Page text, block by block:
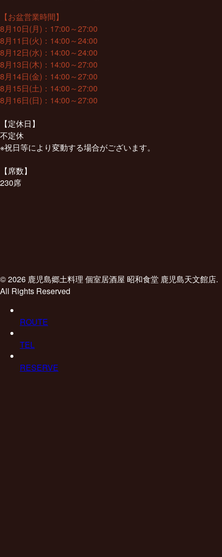
【お盆営業時間】
8月10日(月)：17:00～27:00
8月11日(火)：14:00～24:00
8月12日(水)：14:00～24:00
8月13日(木)：14:00～27:00
8月14日(金)：14:00～27:00
8月15日(土)：14:00～27:00
8月16日(日)：14:00～27:00
【定休日】
不定休
※祝日等により変動する場合がございます。
【席数】
230席
© 2026 鹿児島郷土料理 個室居酒屋 昭和食堂 鹿児島天文館店.
All Rights Reserved
ROUTE
TEL
RESERVE